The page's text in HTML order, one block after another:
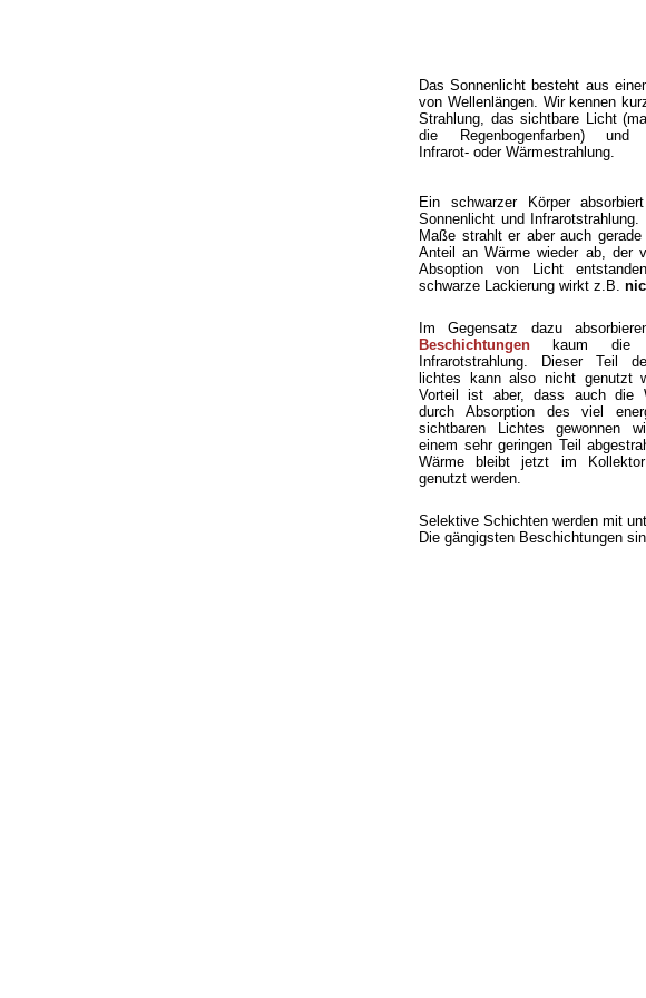
Das Sonnenlicht besteht aus
von Wellenlängen. Wir kennen
Strahlung, das sichtbare Licht
die Regenbogenfarben) und
Infrarot- oder Wärmestrahlung.
Ein schwarzer Körper
Sonnenlicht und Infrarotstrahlung.
Maße strahlt er aber auch
Anteil an Wärme wieder ab, der
Absoption von Licht
schwarze Lackierung wirkt z.B.
Im Gegensatz dazu
Beschichtungen kaum die
Infrarotstrahlung. Dieser Teil
lichtes kann also nicht genutzt
Vorteil ist aber, dass auch die
durch Absorption des viel
sichtbaren Lichtes gewonnen
einem sehr geringen Teil
Wärme bleibt jetzt im
genutzt werden.
Selektive Schichten werden mit
Die gängigsten Beschichtungen